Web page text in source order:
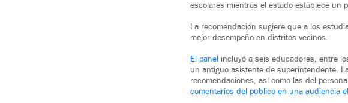
escolares mientras el estado establece un
La recomendación sugiere que a los
mejor desempeño en distritos vecinos.
El panel incluyó a seis educadores, entre
un antiguo asistente de superintendente.
recomendaciones, así como las del
comentarios del público en una audiencia